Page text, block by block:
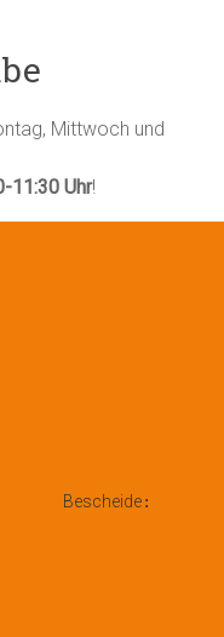
Mittwoch und
11:30 Uhr!
Bescheide: